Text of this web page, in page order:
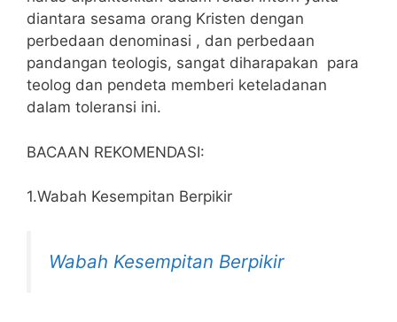
diantara sesama orang Kristen dengan
perbedaan denominasi , dan perbedaan
pandangan teologis, sangat diharapakan para
teolog dan pendeta memberi keteladanan
dalam toleransi ini.
BACAAN REKOMENDASI:
1.Wabah Kesempitan Berpikir
Wabah Kesempitan Berpikir